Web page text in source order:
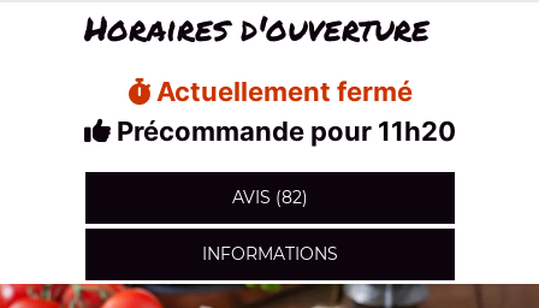
Horaires d'ouverture
Actuellement fermé
Précommande pour 11h20
AVIS (82)
INFORMATIONS